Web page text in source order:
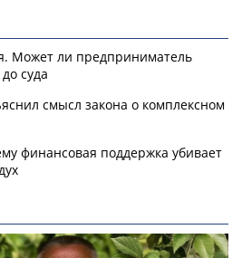
Может ли предприниматель
суда
смысл закона о комплексном
финансовая поддержка убивает